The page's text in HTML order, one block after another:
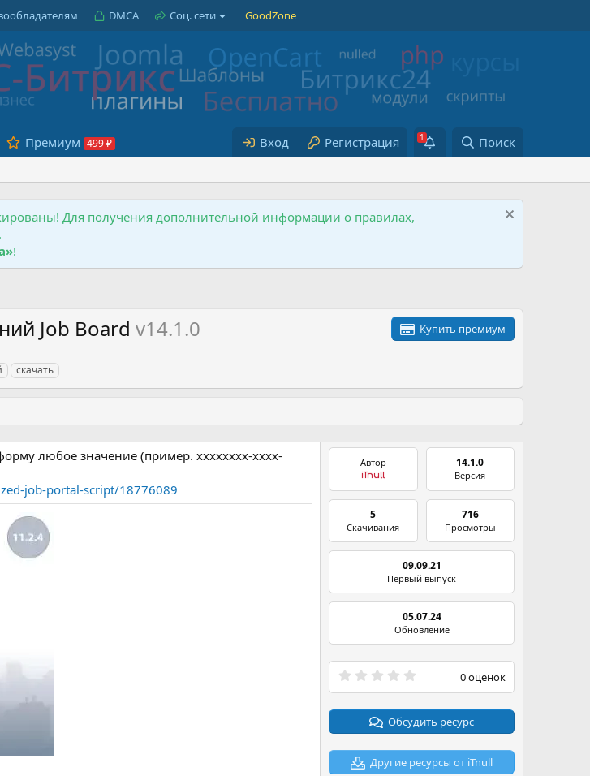
DMCA Соц. сети GoodZone
Премиум Вход Регистрация Поиск
Для получения дополнительной информации о правилах,
!
Job Boardv14.1.0 Купить премиум
скачать
любое значение (пример. xxxxxxxx-xxxx-
job-portal-script/18776089
Автор
iTnull
14.1.0
Версия
5
Скачивания
716
Просмотры
09.09.21
Первый выпуск
05.07.24
Обновление
0
0
з
в
з
д
0 оценок
Обсудить ресурс
Другие ресурсы от iTnull